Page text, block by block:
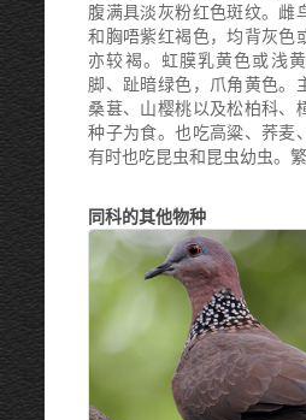
腹满具淡灰粉红色斑纹。雌
和胸唔紫红褐色，均背灰色
亦较褐。虹膜乳黄色或浅
脚、趾暗绿色，爪角黄色。
桑葚、山樱桃以及松柏科、
种子为食。也吃高粱、荞麦
有时也吃昆虫和昆虫幼虫。
同科的其他物种